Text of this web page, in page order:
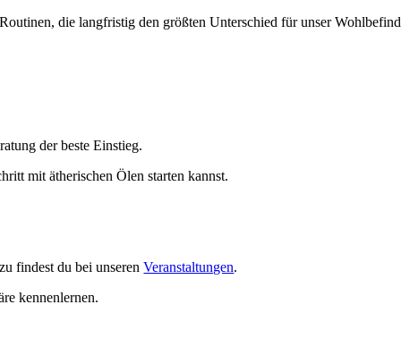
die langfristig den größten Unterschied für unser
der beste Einstieg.
mit ätherischen Ölen starten kannst.
findest du bei unserenVeranstaltungen.
kennenlernen.